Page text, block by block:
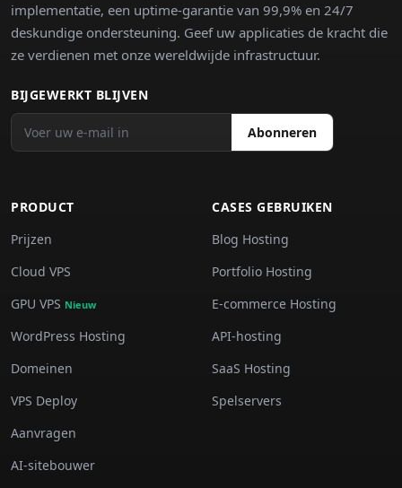
implementatie, een uptime-garantie van 99,9% en 24/7
deskundige ondersteuning. Geef uw applicaties de kracht die
ze verdienen met onze wereldwijde infrastructuur.
BIJGEWERKT BLIJVEN
Abonneren
PRODUCT
Prijzen
Cloud VPS
GPU VPS Nieuw
WordPress Hosting
Domeinen
VPS Deploy
Aanvragen
AI-sitebouwer
CASES GEBRUIKEN
Blog Hosting
Portfolio Hosting
E-commerce Hosting
API-hosting
SaaS Hosting
Spelservers